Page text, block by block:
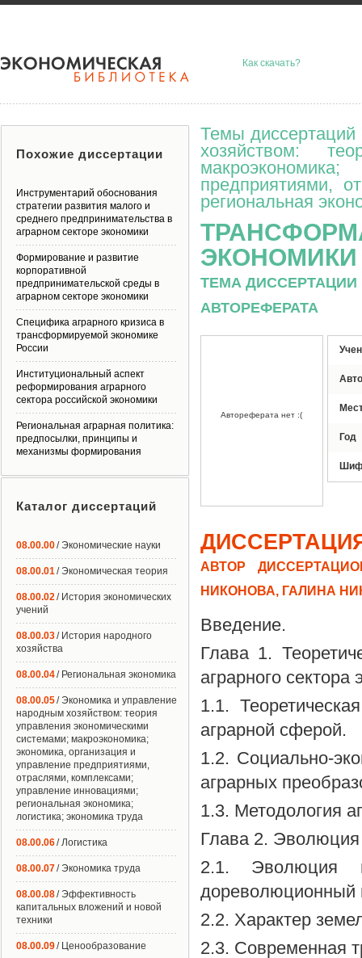
Как скачать?
Темы диссертаций
хозяйством:
предприятиями,
региональная
ЭКОНОМИКИ
ТЕМА
АВТОРЕФЕРАТА
Автореферата нет :(
Год
АВТОР
НИКОНОВА, ГАЛИНА
Введение.
Глава 1.
аграрного сектора
1.1.
аграрной сферой.
1.2. Социально-
аграрных
1.3. Методология
Глава 2.
2.1. Эволюция
дореволюционный
2.2. Характер
2.3. Современная
Похожие диссертации
Инструментарий обоснования
стратегии развития малого и
среднего предпринимательства в
аграрном секторе экономики
Формирование и развитие
корпоративной
предпринимательской среды в
аграрном секторе экономики
Специфика аграрного кризиса в
трансформируемой экономике
России
Институциональный аспект
реформирования аграрного
сектора российской экономики
Региональная аграрная политика:
предпосылки, принципы и
механизмы формирования
Каталог диссертаций
08.00.00/ Экономические науки
08.00.01/ Экономическая теория
08.00.02/ История экономических
учений
08.00.03/ История народного
хозяйства
08.00.04/ Региональная экономика
08.00.05/ Экономика и управление
народным хозяйством: теория
управления экономическими
системами; макроэкономика;
экономика, организация и
управление предприятиями,
отраслями, комплексами;
управление инновациями;
региональная экономика;
логистика; экономика труда
08.00.06/ Логистика
08.00.07/ Экономика труда
08.00.08/ Эффективность
капитальных вложений и новой
техники
08.00.09/ Ценообразование